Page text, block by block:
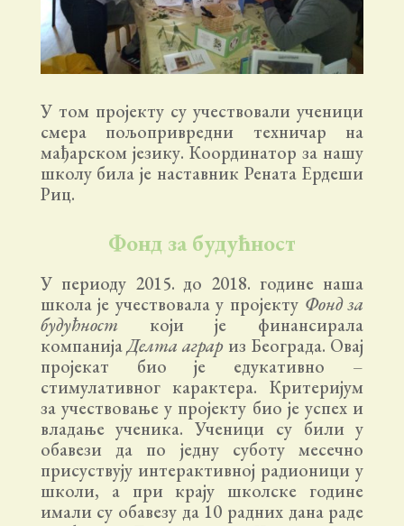
У том пројекту су учествовали ученици
смера пољопривредни техничар на
мађарском језику. Координатор за нашу
школу била је наставник Рената Ердеши
Риц.
Фонд за будућност
У периоду 2015. до 2018. године наша
школа је учествовала у пројекту Фонд за
будућност који је финансирала
компанијаДелта аграриз Београда. Овај
пројекат био је едукативно –
стимулативног карактера. Критеријум
за учествовање у пројекту био је успех и
владање ученика. Ученици су били у
обавези да по једну суботу месечно
присуствују интерактивној радионици у
школи, а при крају школске године
имали су обавезу да 10 радних дана раде